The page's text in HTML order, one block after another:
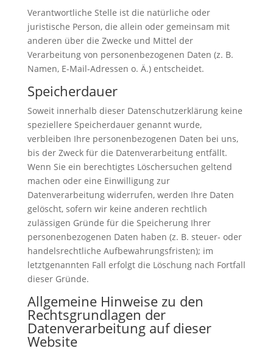
Verantwortliche Stelle ist die natürliche oder
juristische Person, die allein oder gemeinsam mit
anderen über die Zwecke und Mittel der
Verarbeitung von personenbezogenen Daten (z. B.
Namen, E-Mail-Adressen o. Ä.) entscheidet.
Speicherdauer
Soweit innerhalb dieser Datenschutzerklärung keine
speziellere Speicherdauer genannt wurde,
verbleiben Ihre personenbezogenen Daten bei uns,
bis der Zweck für die Datenverarbeitung entfällt.
Wenn Sie ein berechtigtes Löschersuchen geltend
machen oder eine Einwilligung zur
Datenverarbeitung widerrufen, werden Ihre Daten
gelöscht, sofern wir keine anderen rechtlich
zulässigen Gründe für die Speicherung Ihrer
personenbezogenen Daten haben (z. B. steuer- oder
handelsrechtliche Aufbewahrungsfristen); im
letztgenannten Fall erfolgt die Löschung nach Fortfall
dieser Gründe.
Allgemeine Hinweise zu den
Rechtsgrundlagen der
Datenverarbeitung auf dieser
Website